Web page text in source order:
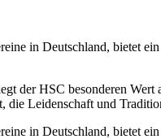
in Deutschland, bietet
der HSC besonderen
die Leidenschaft und
in Deutschland, bietet